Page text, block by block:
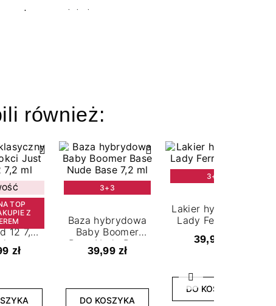
opinię i zapraszamy
również:
Następny
TOP
Z
12 7,2
ml
zł
3+3
Baza hybrydowa
Baby Boomer
Base Nude Base
7,2 ml
39,99 zł
DO KOSZYKA
3+3
Lakier hybrydowy
Lady Ferrari 7,2
39,99 zł
DO KOSZYKA